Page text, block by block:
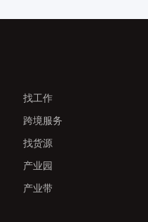
找工作
跨境服务
找货源
产业园
产业带